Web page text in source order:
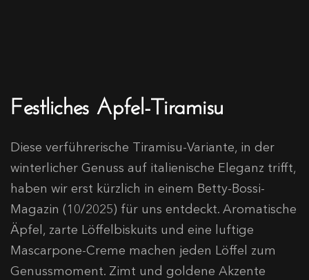
Festliches Apfel-Tiramisu
Diese verführerische Tiramisu-Variante, in der
winterlicher Genuss auf italienische Eleganz trifft,
haben wir erst kürzlich in einem Betty-Bossi-
Magazin (10/2025) für uns entdeckt. Aromatische
Äpfel, zarte Löffelbiskuits und eine luftige
Mascarpone-Creme machen jeden Löffel zum
Genussmoment. Zimt und goldene Akzente